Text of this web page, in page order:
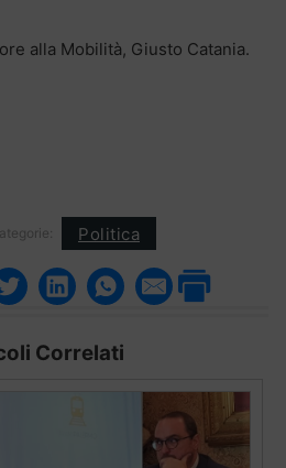
alla Mobilità, Giusto Catania.
Politica
Correlati